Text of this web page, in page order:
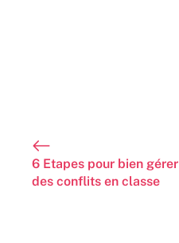
6 Etapes pour bien gérer
des conflits en classe